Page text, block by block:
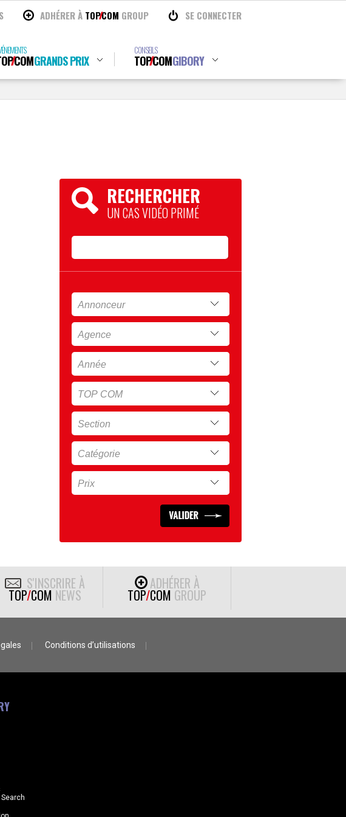
ADHÉRER À TOPCOM GROUP SE CONNECTER
COMGRANDS PRIX
CONSEILS
TOPCOMGIBORY
RECHERCHER
UN CAS VIDÉO PRIMÉ
S'INSCRIRE À
TOP/COM NEWS
ADHÉRER À
TOP/COM GROUP
Conditions d’utilisations
Search